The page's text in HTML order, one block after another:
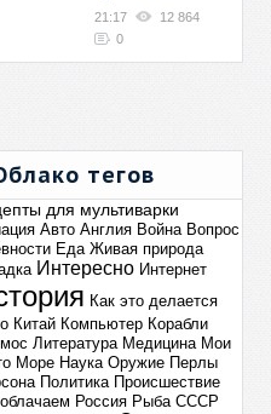
21:17
12 864
0
тегов
для мультиварки
Авто Англия Война Вопрос
Еда Живая природа
Интересно Интернет
Как это делается
Китай Компьютер Корабли
Литература Медицина Мои
Море Наука Оружие Перлы
Политика Происшествие
Россия Рыба СССР